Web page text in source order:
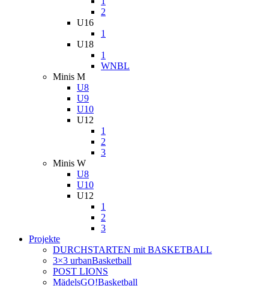
2
U16
1
U18
1
WNBL
Minis M
U8
U9
U10
U12
1
2
3
Minis W
U8
U10
U12
1
2
3
Projekte
DURCHSTARTEN mit BASKETBALL
3×3 urbanBasketball
POST LIONS
MädelsGO!Basketball